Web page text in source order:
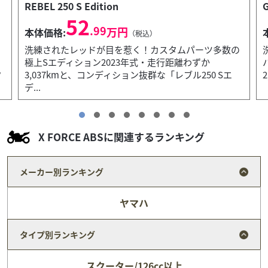
GSX250R ABS
本体価格:39.99万円 （税込）
洗練された赤黒ツートン！社外スクリーン＆マルチ
バー装備の良質GSX250R！2024年式・走行距離わずか
2,524kmと非常に良好なコンディションを誇る「...
X FORCE ABSに関連するランキング
メーカー別ランキング
ヤマハ
タイプ別ランキング